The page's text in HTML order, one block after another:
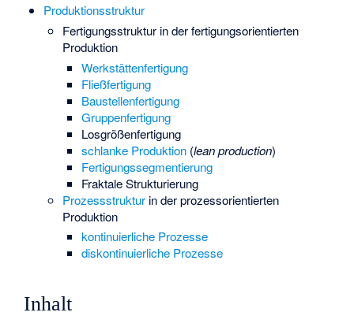
Produktionsstruktur
Fertigungsstruktur in der fertigungsorientierten
Produktion
Werkstättenfertigung
Fließfertigung
Baustellenfertigung
Gruppenfertigung
Losgrößenfertigung
schlanke Produktion (lean production)
Fertigungssegmentierung
Fraktale Strukturierung
Prozessstruktur in der prozessorientierten
Produktion
kontinuierliche Prozesse
diskontinuierliche Prozesse
Inhalt